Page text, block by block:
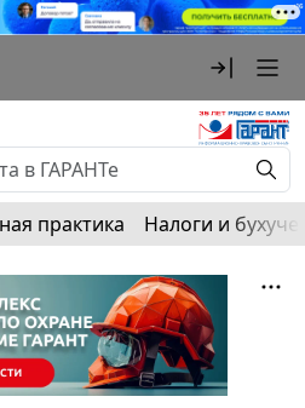
практика Налоги и